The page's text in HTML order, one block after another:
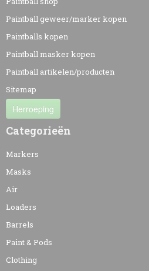
Paintball geweer/marker kopen
Paintballs kopen
Paintball masker kopen
Paintball artikelen/producten
Sitemap
Herroeping
Categorieën
Markers
Masks
Air
Loaders
Barrels
Paint & Pods
Clothing